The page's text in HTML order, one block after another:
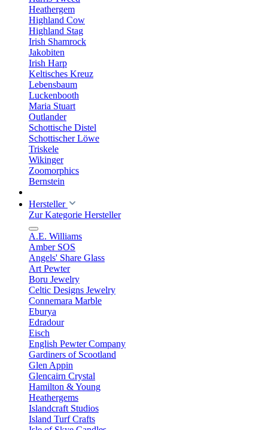
Heathergem
Highland Cow
Highland Stag
Irish Shamrock
Jakobiten
Irish Harp
Keltisches Kreuz
Lebensbaum
Luckenbooth
Maria Stuart
Outlander
Schottische Distel
Schottischer Löwe
Triskele
Wikinger
Zoomorphics
Bernstein
Hersteller
Zur Kategorie Hersteller
A.E. Williams
Amber SOS
Angels' Share Glass
Art Pewter
Boru Jewelry
Celtic Designs Jewelry
Connemara Marble
Eburya
Edradour
Eisch
English Pewter Company
Gardiners of Scootland
Glen Appin
Glencairn Crystal
Hamilton & Young
Heathergems
Islandcraft Studios
Island Turf Crafts